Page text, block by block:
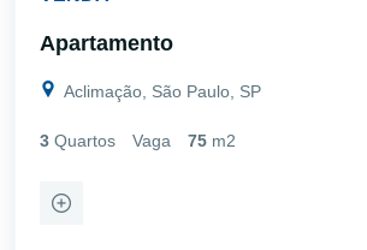
Apartamento
Aclimação, São Paulo, SP
3 Quartos Vaga 75 m2